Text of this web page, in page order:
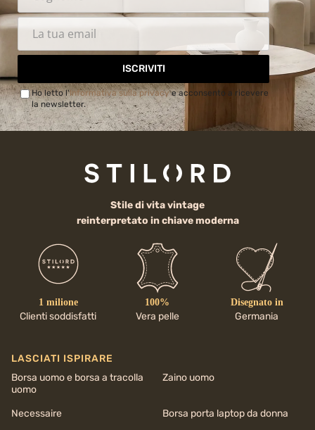
ISCRIVITI
Ho letto l'Informativa sulla privacye acconsento a ricevere
la newsletter.
Stile di vita vintage
reinterpretato in chiave moderna
1 milione
Clienti soddisfatti
100%
Vera pelle
Disegnato in
Germania
LASCIATI ISPIRARE
Borsa uomo e borsa a tracolla
uomo
Zaino uomo
Necessaire
Borsa porta laptop da donna